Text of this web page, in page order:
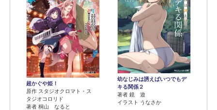
超かぐや姫！
原作 スタジオクロマト・ス
タジオコロリド
著者 桐山 なると
幼なじみは誘えばいつでもデ
キる関係２
著者 鏡 遊
イラスト うなさか